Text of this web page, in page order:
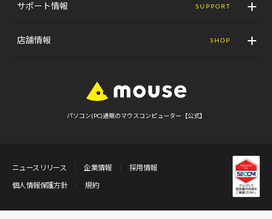
サポート情報 SUPPORT
店舗情報 SHOP
パソコン(PC)通販のマウスコンピューター【公式】
ニュースリリース 企業情報
採用情報
個人情報保護方針
規約